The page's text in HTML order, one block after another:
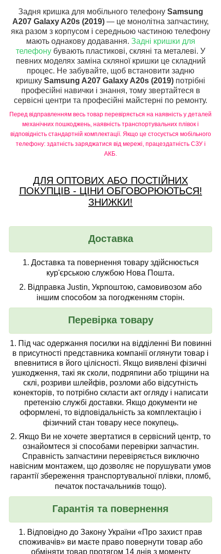
Задня кришка для мобільного телефону Samsung
A207 Galaxy A20s (2019) — це монолітна запчастину,
яка разом з корпусом і середньою частиною телефону
мають однакову додавання. Задні кришки для
телефону бувають пластикові, скляні та металеві. У
певних моделях заміна скляної кришки це складний
процес. Не забувайте, щоб встановити задню
кришку Samsung A207 Galaxy A20s (2019) потрібні
професійні навички і знання, тому звертайтеся в
сервісні центри та професійні майстерні по ремонту.
Перед відправленням весь товар перевіряється на наявність у деталей
механічних пошкоджень, наявність транспортувальних плівок і
відповідність стандартній комплектації. Якщо це стосується мобільного
телефону: здатність заряджатися від мережі, працездатність СЗУ і
АКБ.
ДЛЯ ОПТОВИХ АБО ПОСТІЙНИХ
ПОКУПЦІВ - ЦІНИ ОБГОВОРЮЮТЬСЯ!
ЗНИЖКИ!
Доставка
1. Доставка та повернення товару здійснюється
кур'єрською службою Нова Пошта.
2. Відправка Justin, Укрпоштою, самовивозом або
іншим способом за погодженням сторін.
Перевірка товару
1. Під час одержання посилки на відділенні Ви повинні
в присутності представника компаніїоглянути товар і
впевнитися в його цілісності. Якщо виявлені фізичні
ушкодження, такі як сколи, подряпини або тріщини на
склі, розриви шлейфів, розломи або відсутність
конекторів, то потрібно скласти акт огляду і написати
претензію службі доставки. Якщо документи не
оформлені, то відповідальність за комплектацію і
фізичний стан товару несе покупець.
2. Якщо Ви не хочете звертатися в сервісний центр, то
ознайомтеся зі способами перевірки запчастин.
Справність запчастини перевіряється виключно
навісним монтажем, що дозволяє не порушувати умов
гарантії збереження транспортувальної плівки, пломб,
печаток постачальників тощо).
Гарантія та повернення
1. Відповідно до Закону України «Про захист прав
споживачів» ви маєте право повернути товар або
обміняти товар протягом 14 днів з моменту